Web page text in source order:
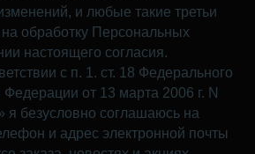
и любые такие третьи
обработку Персональных
настоящего согласия.
с п. 1. ст. 18 Федерального
Федерации от 13 марта 2006 г. N
безусловно соглашаюсь на
и адрес электронной почты